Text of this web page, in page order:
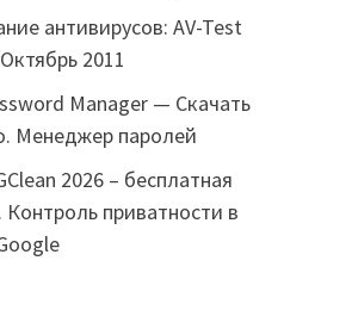
антивирусов: AV-Test
2011
Manager — Скачать
Менеджер паролей
2026 – бесплатная
Контроль приватности в